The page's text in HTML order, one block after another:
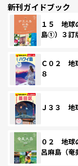
新刊ガイドブック
１５ 地球
島①）３訂
Ｃ０２ 地
８
Ｊ３３ 地
０２ 地
呂麻島（